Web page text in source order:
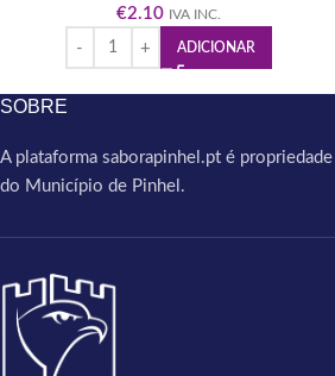
€2.10 IVA INC.
ADICIONAR
SOBRE
A plataforma saborapinhel.pt é propriedade
do Município de Pinhel.